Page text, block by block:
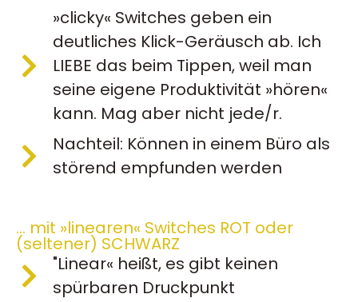
»clicky« Switches geben ein
deutliches Klick-Geräusch ab. Ich
LIEBE das beim Tippen, weil man
seine eigene Produktivität »hören«
kann. Mag aber nicht jede/r.
Nachteil: Können in einem Büro als
störend empfunden werden
… mit »linearen« Switches ROT oder
(seltener) SCHWARZ
"Linear« heißt, es gibt keinen
spürbaren Druckpunkt